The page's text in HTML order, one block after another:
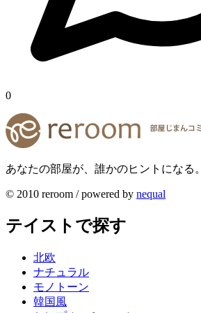
0
あなたの部屋が、誰かのヒントになる。
© 2010 reroom / powered by nequal
テイストで探す
北欧
ナチュラル
モノトーン
韓国風